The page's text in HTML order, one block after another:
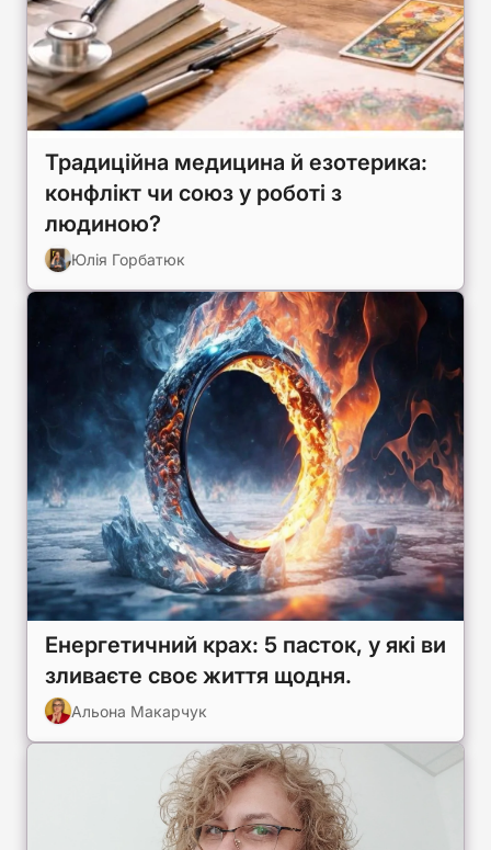
Традиційна медицина й езотерика:
конфлікт чи союз у роботі з
людиною?
Юлія Горбатюк
Енергетичний крах: 5 пасток, у які ви
зливаєте своє життя щодня.
Альона Макарчук